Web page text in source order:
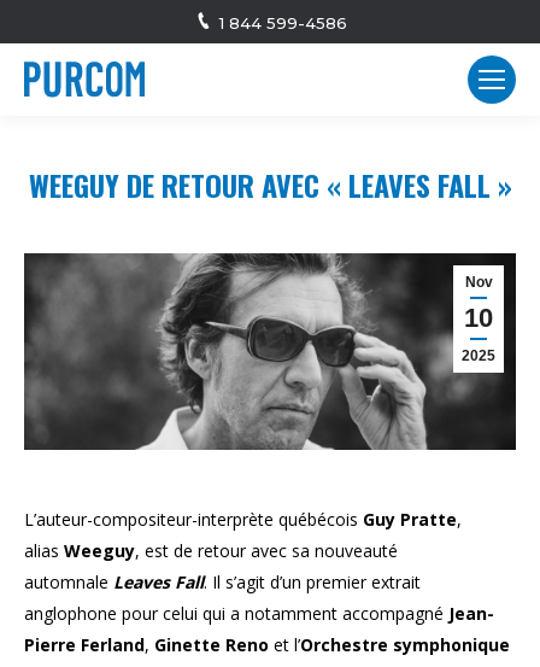
1 844 599-4586
WEEGUY DE RETOUR AVEC « LEAVES FALL »
Nov
10
2025
L’auteur-compositeur-interprète québécois Guy Pratte,
alias Weeguy, est de retour avec sa nouveauté
automnale Leaves Fall. Il s’agit d’un premier extrait
anglophone pour celui qui a notamment accompagné Jean-
Pierre Ferland, Ginette Reno et l’Orchestre symphonique